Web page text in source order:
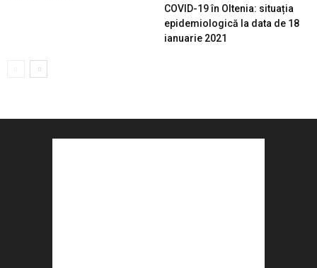
COVID-19 în Oltenia: situația
epidemiologică la data de 18
ianuarie 2021